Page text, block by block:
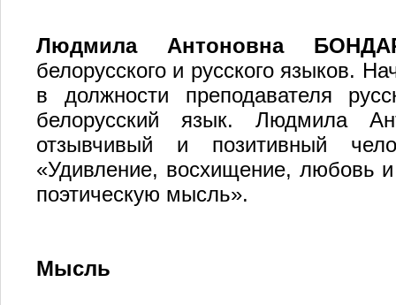
Людмила Антоновна
белорусского и русского языков.
в должности преподавателя
белорусский язык. Людмила
отзывчивый и позитивный
«Удивление, восхищение, любовь
поэтическую мысль».
Мысль